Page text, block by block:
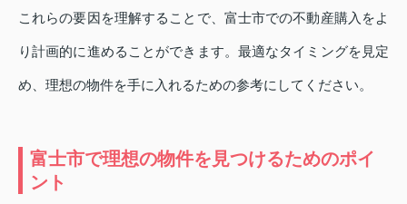
これらの要因を理解することで、富士市での不動産購入をよ
り計画的に進めることができます。最適なタイミングを見定
め、理想の物件を手に入れるための参考にしてください。
富士市で理想の物件を見つけるためのポイ
ント